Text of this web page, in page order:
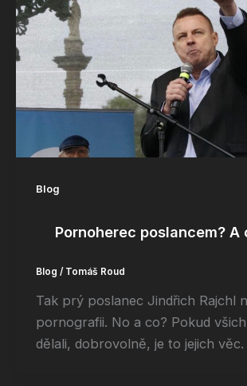
Blog
Pornoherec poslancem? A
Blog / Tomáš Roud
Tak prý poslanec Jindřich Rajchl
pornografii. No a co? Pokud
dělali, dobrovolně, je to jejich